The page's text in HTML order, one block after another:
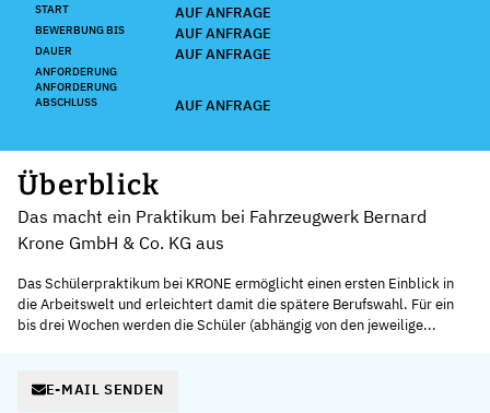
START AUF ANFRAGE
BEWERBUNG BIS AUF ANFRAGE
DAUER AUF ANFRAGE
ANFORDERUNG
ANFORDERUNG
ABSCHLUSS
AUF ANFRAGE
Überblick
Das macht ein Praktikum bei Fahrzeugwerk Bernard
Krone GmbH & Co. KG aus
Das Schülerpraktikum bei KRONE ermöglicht einen ersten Einblick in
die Arbeitswelt und erleichtert damit die spätere Berufswahl. Für ein
bis drei Wochen werden die Schüler (abhängig von den jeweilige...
E-MAIL SENDEN